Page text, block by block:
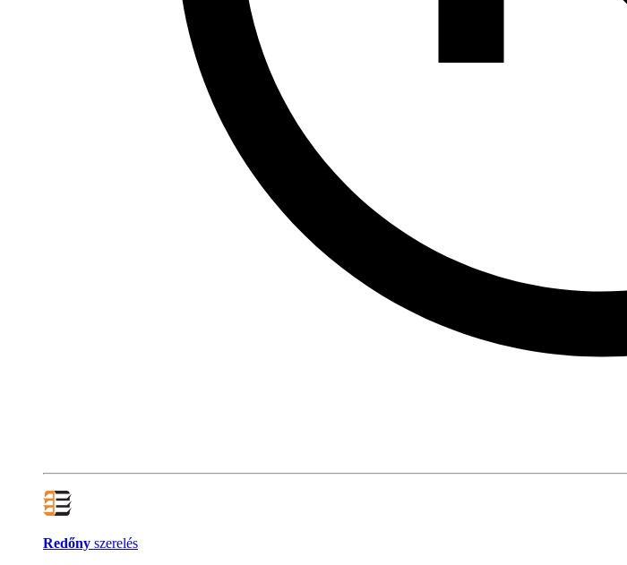
Redőny szerelés